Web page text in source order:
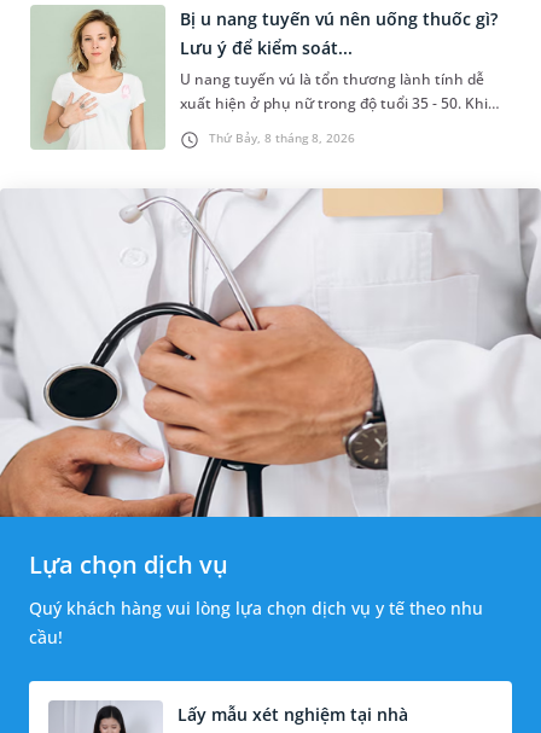
Thứ Bảy, 8 tháng 8, 2026
Bị u nang tuyến vú nên uống thuốc gì?
Lưu ý để kiểm soát...
U nang tuyến vú là tổn thương lành tính dễ
xuất hiện ở phụ nữ trong độ tuổi 35 - 50. Khi
được chẩn đoán mắc bệnh, nhiều người
thường băn khoăn u nang tuyến v...
Lựa chọn dịch vụ
Quý khách hàng vui lòng lựa chọn dịch vụ y tế theo nhu
cầu!
Lấy mẫu xét nghiệm tại nhà